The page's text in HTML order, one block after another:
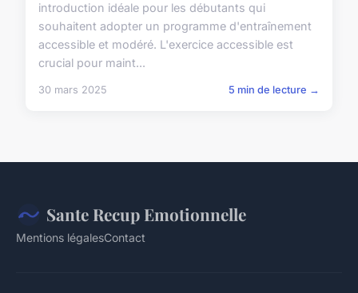
introduction idéale pour les débutants qui
souhaitent adopter un programme d'entraînement
accessible et modéré. L'exercice accessible est
crucial pour maint...
30 mars 2025 5 min de lecture →
Sante Recup Emotionnelle
Mentions légalesContact